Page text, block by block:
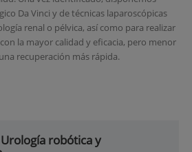
Da Vinci y de técnicas laparoscópicas
renal o pélvica, así como para realizar
la mayor calidad y eficacia, pero menor
recuperación más rápida.
robótica y